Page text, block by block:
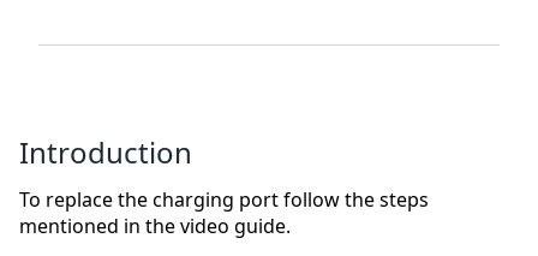
Introduction
To replace the charging port follow the steps
mentioned in the video guide.